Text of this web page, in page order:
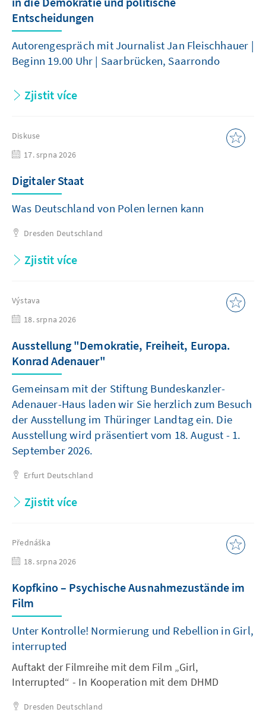
Entscheidungen
Autorengespräch mit Journalist Jan Fleischhauer |
Beginn 19.00 Uhr | Saarbrücken, Saarrondo
Zjistit více
Diskuse
17. srpna 2026
Digitaler Staat
Was Deutschland von Polen lernen kann
Dresden Deutschland
Zjistit více
Výstava
18. srpna 2026
Ausstellung "Demokratie, Freiheit, Europa.
Konrad Adenauer"
Gemeinsam mit der Stiftung Bundeskanzler-
Adenauer-Haus laden wir Sie herzlich zum Besuch
der Ausstellung im Thüringer Landtag ein. Die
Ausstellung wird präsentiert vom 18. August - 1.
September 2026.
Erfurt Deutschland
Zjistit více
Přednáška
18. srpna 2026
Kopfkino – Psychische Ausnahmezustände im
Film
Unter Kontrolle! Normierung und Rebellion in Girl,
interrupted
Auftakt der Filmreihe mit dem Film „Girl,
Interrupted“ - In Kooperation mit dem DHMD
Dresden Deutschland